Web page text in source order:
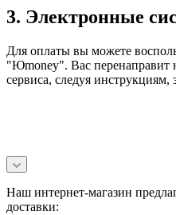
3. Электронные
Для оплаты вы можете
"Юmoney". Вас перенаправит
сервиса, следуя
Наш интернет-магазин
доставки: